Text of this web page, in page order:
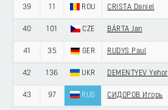
39 11 ROU CRISTA Daniel
40 101 CZE BÁRTA Jan
41 35 GER RUDYS Paul
42 136 UKR DEMENTYEV Yehor
43 97 RUS СИДОРОВ Игорь